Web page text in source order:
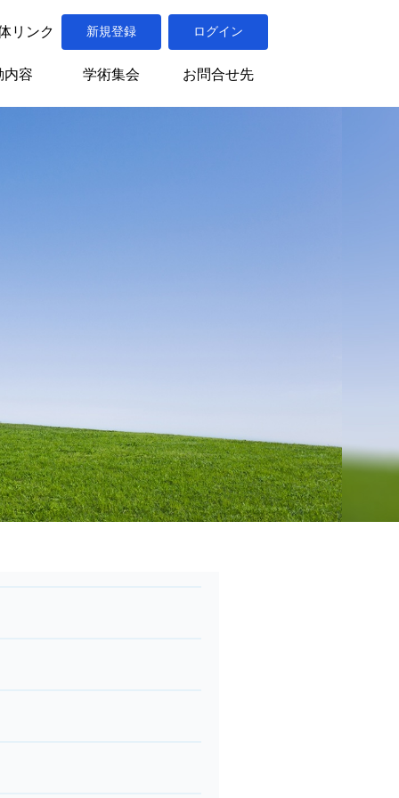
リンク 新規登録 ログイン
内容 学術集会 お問合せ先